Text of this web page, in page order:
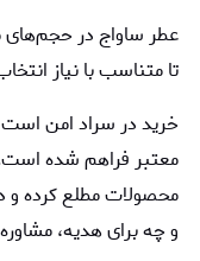
تا متناسب با نیاز
خرید در سراد امن است
معتبر فراهم شده است.
محصولات مطلع کرده و
و چه برای هدیه،